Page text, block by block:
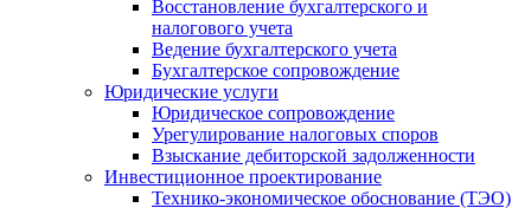
Восстановление бухгалтерского и
налогового учета
Ведение бухгалтерского учета
Бухгалтерское сопровождение
Юридические услуги
Юридическое сопровождение
Урегулирование налоговых споров
Взыскание дебиторской задолженности
Инвестиционное проектирование
Технико-экономическое обоснование (ТЭО)